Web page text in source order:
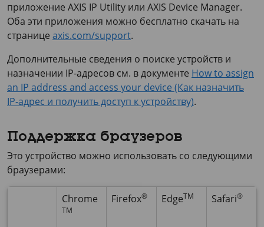
приложение AXIS IP Utility или AXIS Device Manager.
Оба эти приложения можно бесплатно скачать на
странице axis.com/support.
Дополнительные сведения о поиске устройств и
назначении IP-адресов см. в документе How to assign
an IP address and access your device (Как назначить
IP-адрес и получить доступ к устройству).
Поддержка браузеров
Это устройство можно использовать со следующими
браузерами:
Chrome
TM
Firefox® EdgeTM Safari®